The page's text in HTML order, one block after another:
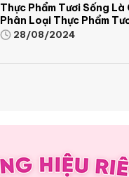
Thực Phẩm Tươi Sống Là
Phân Loại Thực Phẩm
28/08/2024